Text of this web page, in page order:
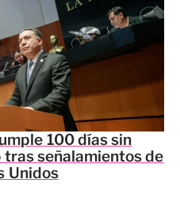
100 días sin
tras señalamientos de
Unidos